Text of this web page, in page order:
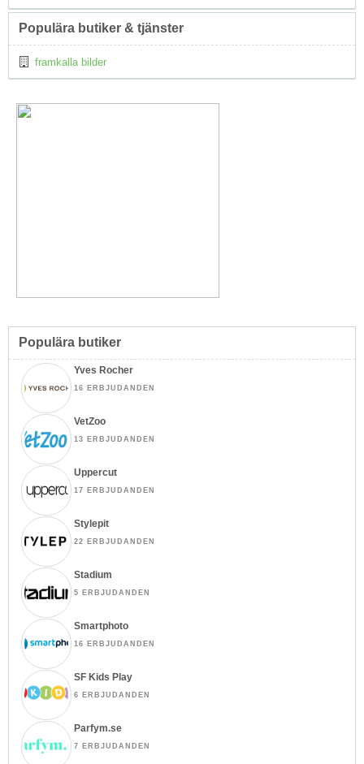
Populära butiker & tjänster
framkalla bilder
Populära butiker
Yves Rocher
16 ERBJUDANDEN
VetZoo
13 ERBJUDANDEN
Uppercut
17 ERBJUDANDEN
Stylepit
22 ERBJUDANDEN
Stadium
5 ERBJUDANDEN
Smartphoto
16 ERBJUDANDEN
SF Kids Play
6 ERBJUDANDEN
Parfym.se
7 ERBJUDANDEN